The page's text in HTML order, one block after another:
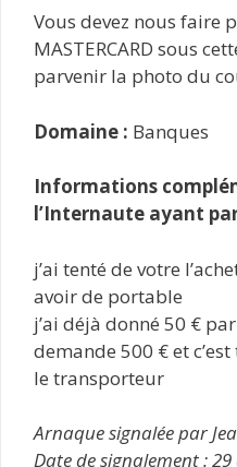
Vous devez nous faire
MASTERCARD sous
parvenir la photo du
Domaine : Banques
Informations
l’Internaute ayant
j’ai tenté de votre
avoir de portable
j’ai déjà donné 50 €
demande 500 € et
le transporteur
Arnaque signalée par
Date de signalement :